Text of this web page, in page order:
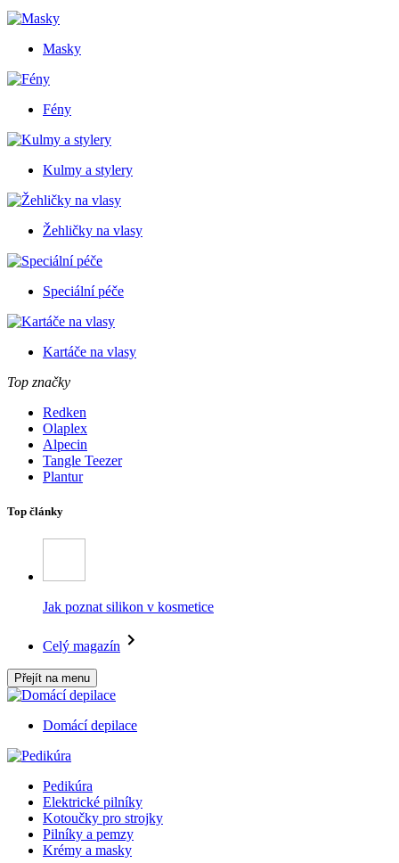
Masky
Fény
Kulmy a stylery
Žehličky na vlasy
Speciální péče
Kartáče na vlasy
Top značky
Redken
Olaplex
Alpecin
Tangle Teezer
Plantur
Top články
Jak poznat silikon v kosmetice
Celý magazín
Přejít na menu
Domácí depilace
Pedikúra
Elektrické pilníky
Kotoučky pro strojky
Pilníky a pemzy
Krémy a masky